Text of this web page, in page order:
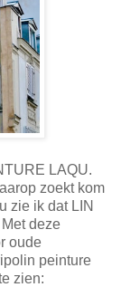
LAQU.
zoekt kom
zie ik dat LIN
deze
oude
peinture
zien: